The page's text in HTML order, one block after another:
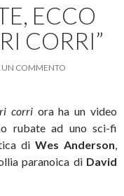
ECCO
CORRI”
UN COMMENTO
corri ora ha un video
rubate ad uno sci-fi
di Wes Anderson
paranoica di David
ecco il video di